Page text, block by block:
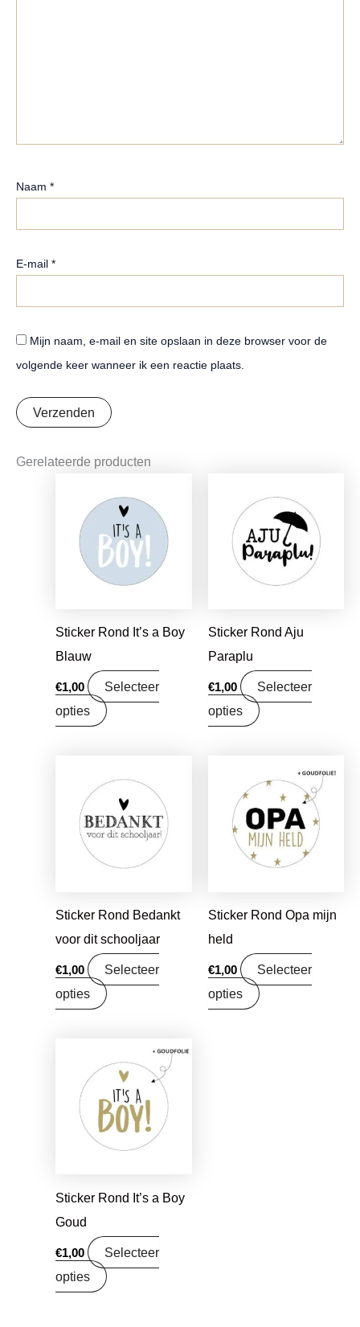
Naam *
E-mail *
Mijn naam, e-mail en site opslaan in deze browser voor de
volgende keer wanneer ik een reactie plaats.
Gerelateerde producten
Sticker Rond It’s a Boy
Blauw
€1,00
Selecteer
opties
Sticker Rond Aju
Paraplu
€1,00
Selecteer
opties
Sticker Rond Bedankt
voor dit schooljaar
€1,00
Selecteer
opties
Sticker Rond Opa mijn
held
€1,00
Selecteer
opties
Sticker Rond It’s a Boy
Goud
€1,00
Selecteer
opties